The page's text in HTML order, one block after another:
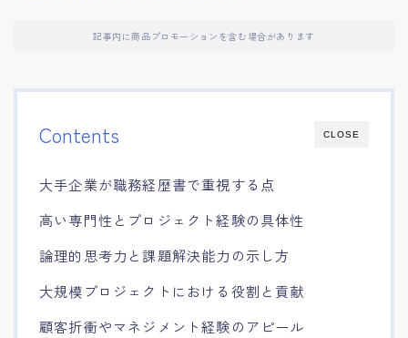
14.デジタル化やAIの進化がもたらす影響
記事内に商品プロモーションを含む場合があります
CLOSE
Contents
大手企業が職務経歴書で重視する点
高い専門性とプロジェクト経験の具体性
論理的思考力と課題解決能力の示し方
大規模プロジェクトにおける役割と貢献
顧客折衝やマネジメント経験のアピール